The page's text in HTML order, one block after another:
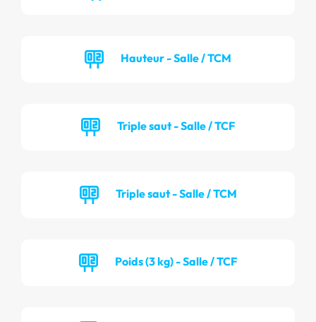
Hauteur - Salle / TCM
Triple saut - Salle / TCF
Triple saut - Salle / TCM
Poids (3 kg) - Salle / TCF